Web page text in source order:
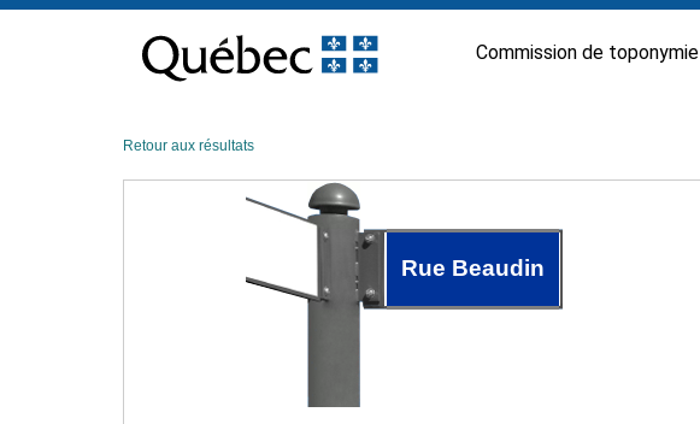
contenu
Commission de toponymie
Retour aux résultats
Rue Beaudin